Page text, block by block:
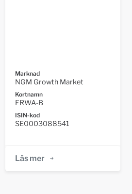
Marknad
NGM Growth Market
Kortnamn
FRWA-B
ISIN-kod
SE0003088541
Läs mer